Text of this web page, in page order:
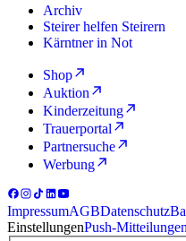
Archiv
Steirer helfen Steirern
Kärntner in Not
Shop
Auktion
Kinderzeitung
Trauerportal
Partnersuche
Werbung
ImpressumAGBDatenschutz
EinstellungenPush-Mitteilungen